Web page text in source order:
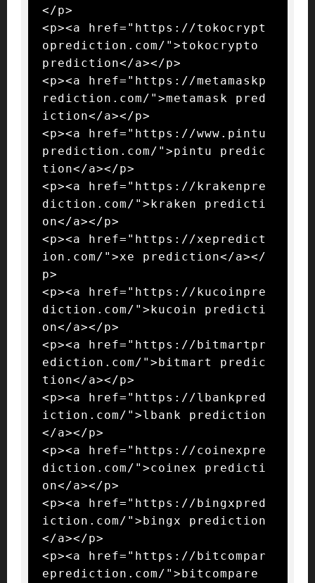
</p>
<p><a href="https://tokocrypt
oprediction.com/">tokocrypto
prediction</a></p>
<p><a href="https://metamaskp
rediction.com/">metamask pred
iction</a></p>
<p><a href="https://www.pintu
prediction.com/">pintu predic
tion</a></p>
<p><a href="https://krakenpre
diction.com/">kraken predicti
on</a></p>
<p><a href="https://xepredict
ion.com/">xe prediction</a></
p>
<p><a href="https://kucoinpre
diction.com/">kucoin predicti
on</a></p>
<p><a href="https://bitmartpr
ediction.com/">bitmart predic
tion</a></p>
<p><a href="https://lbankpred
iction.com/">lbank prediction
</a></p>
<p><a href="https://coinexpre
diction.com/">coinex predicti
on</a></p>
<p><a href="https://bingxpred
iction.com/">bingx prediction
</a></p>
<p><a href="https://bitcompar
eprediction.com/">bitcompare